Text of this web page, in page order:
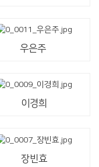
우은주
이경희
장빈효